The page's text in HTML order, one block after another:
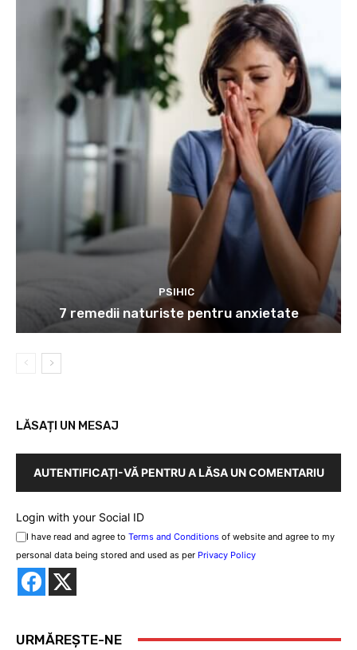
PSIHIC
7 remedii naturiste pentru anxietate
LĂSAȚI UN MESAJ
AUTENTIFICAȚI-VĂ PENTRU A LĂSA UN COMENTARIU
Login with your Social ID
I have read and agree to Terms and Conditions of website and agree to my
personal data being stored and used as per Privacy Policy
URMĂREȘTE-NE